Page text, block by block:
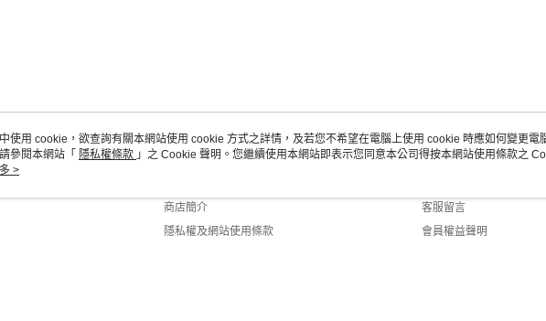
關於我們
商店簡介
隱私權及網站使用條款
客服資訊
客服留言
會員權益聲明
使用 cookie，欲查詢有關本網站使用 cookie 方式之詳情，及若您不希望在電腦上使用 cookie 時應如何變更電
參閱本網站「 隱私權條款 」之 Cookie 聲明。您繼續使用本網站即表示您同意本公司得按本網站使用條款之
。
>